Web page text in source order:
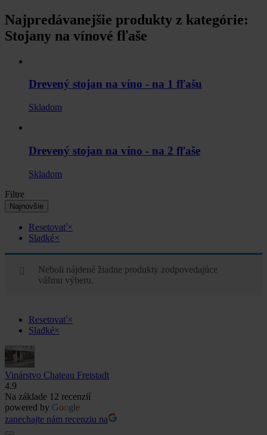
Najpredávanejšie produkty z kategórie:
Stojany na vínové fľaše
Drevený stojan na víno - na 1 fľašu
Skladom
Drevený stojan na víno - na 2 fľaše
Skladom
Filtre
Najnovšie
Resetovať×
Sladké×
Neboli nájdené žiadne produkty zodpovedajúce
vášmu výberu.
Resetovať×
Sladké×
Vinárstvo Chateau Freistadt
4.9
Na základe 12 recenzií
powered by Google
zanechajte nám recenziu na